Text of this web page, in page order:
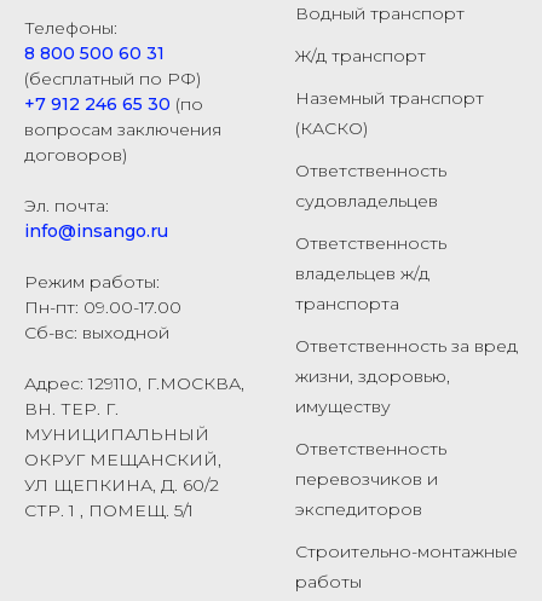
Телефоны:
8 800 500 60 31
(бесплатный по РФ)
+7 912 246 65 30 (по
вопросам заключения
договоров)
Эл. почта:
info@insango.ru
Режим работы:
Пн-пт: 09.00-17.00
Сб-вс: выходной
Адрес: 129110, Г.МОСКВА,
ВН. ТЕР. Г.
МУНИЦИПАЛЬНЫЙ
ОКРУГ МЕЩАНСКИЙ,
УЛ ЩЕПКИНА, Д. 60/2
СТР. 1 , ПОМЕЩ. 5/1
Водный транспорт
Ж/д транспорт
Наземный транспорт
(КАСКО)
Ответственность
судовладельцев
Ответственность
владельцев ж/д
транспорта
Ответственность за вред
жизни, здоровью,
имуществу
Ответственность
перевозчиков и
экспедиторов
Строительно-монтажные
работы